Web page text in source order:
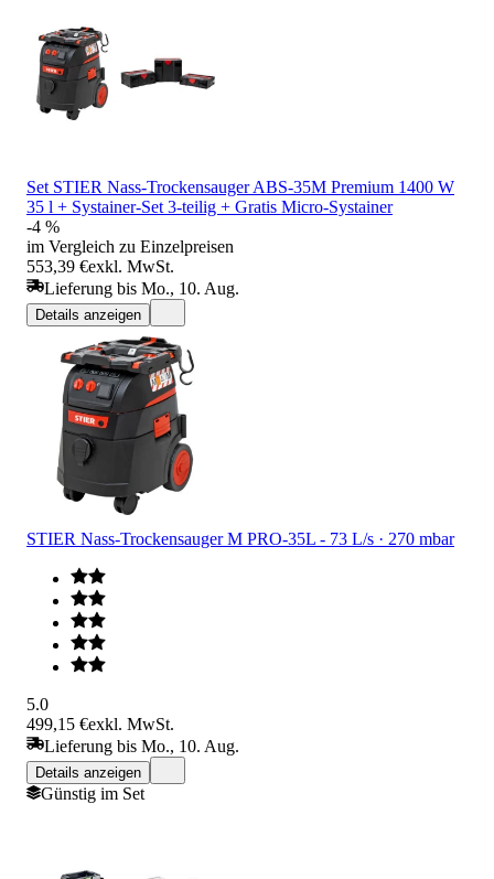
Set STIER Nass-Trockensauger ABS-35M Premium 1400 W
35 l + Systainer-Set 3-teilig + Gratis Micro-Systainer
-4 %
im Vergleich zu Einzelpreisen
553,39 €exkl. MwSt.
Lieferung bis Mo., 10. Aug.
Details anzeigen
STIER Nass-Trockensauger M PRO-35L - 73 L/s · 270 mbar
5.0
499,15 €exkl. MwSt.
Lieferung bis Mo., 10. Aug.
Details anzeigen
Günstig im Set